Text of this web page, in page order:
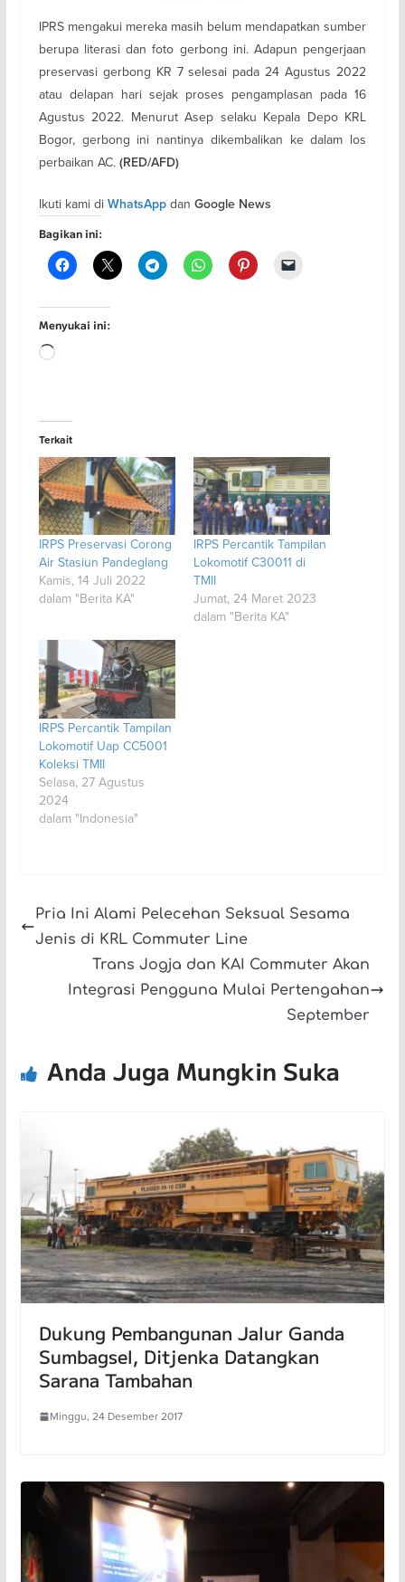
IPRS mengakui mereka masih belum mendapatkan sumber
berupa literasi dan foto gerbong ini. Adapun pengerjaan
preservasi gerbong KR 7 selesai pada 24 Agustus 2022
atau delapan hari sejak proses pengamplasan pada 16
Agustus 2022. Menurut Asep selaku Kepala Depo KRL
Bogor, gerbong ini nantinya dikembalikan ke dalam los
perbaikan AC. (RED/AFD)
Ikuti kami di WhatsAppdan Google News
Bagikan ini:
Menyukai ini:
Memuat...
Terkait
IRPS Preservasi Corong
Air Stasiun Pandeglang
Kamis, 14 Juli 2022
dalam "Berita KA"
IRPS Percantik Tampilan
Lokomotif C30011 di
TMII
Jumat, 24 Maret 2023
dalam "Berita KA"
IRPS Percantik Tampilan
Lokomotif Uap CC5001
Koleksi TMII
Selasa, 27 Agustus
2024
dalam "Indonesia"
Pria Ini Alami Pelecehan Seksual Sesama
Jenis di KRL Commuter Line
Trans Jogja dan KAI Commuter Akan
Integrasi Pengguna Mulai Pertengahan
September
Anda Juga Mungkin Suka
Dukung Pembangunan Jalur Ganda
Sumbagsel, Ditjenka Datangkan
Sarana Tambahan
Minggu, 24 Desember 2017